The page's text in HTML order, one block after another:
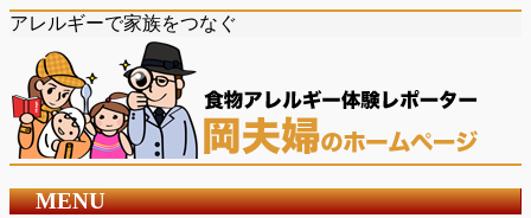
アレルギーで家族をつなぐ
MENU